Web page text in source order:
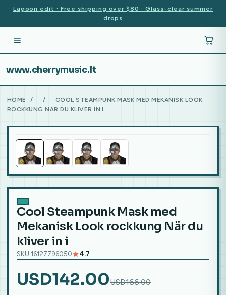
Lagoon edit · Free shipping over $80 · Glass-clear summer
drops
www.cherrymusic.lt
HOME / /
COOL STEAMPUNK MASK MED MEKANISK LOOK
ROCKKUNG NÄR DU KLIVER IN I
Cool Steampunk Mask med
Mekanisk Look rockkung När du
kliver in i
SKU 16127796050 4.7
USD142.00USD166.00